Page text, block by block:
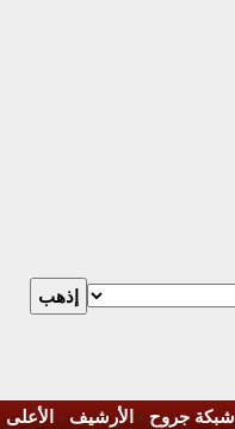
شبكة جروح - الأرشيف - الأعلى